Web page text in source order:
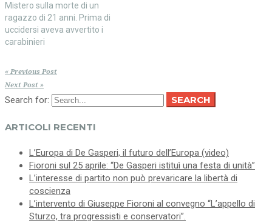
Mistero sulla morte di un
ragazzo di 21 anni. Prima di
uccidersi aveva avvertito i
carabinieri
« Previous Post
Next Post »
Search for: SEARCH
ARTICOLI RECENTI
L’Europa di De Gasperi, il futuro dell’Europa (video)
Fioroni sul 25 aprile: “De Gasperi istituì una festa di unità”
L’interesse di partito non può prevaricare la libertà di
coscienza
L’intervento di Giuseppe Fioroni al convegno “L’appello di
Sturzo, tra progressisti e conservatori”.